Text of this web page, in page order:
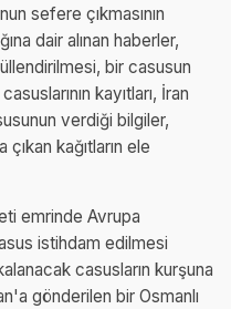
sefere çıkmasının
dair alınan haberler,
bir casusun
kayıtları, İran
verdiği bilgiler,
kağıtların ele
emrinde Avrupa
istihdam edilmesi
casusların kurşuna
gönderilen bir Osmanlı